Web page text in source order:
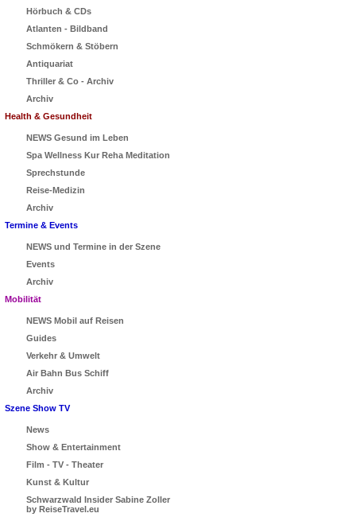
Hörbuch & CDs
Atlanten - Bildband
Schmökern & Stöbern
Antiquariat
Thriller & Co - Archiv
Archiv
Health & Gesundheit
NEWS Gesund im Leben
Spa Wellness Kur Reha Meditation
Sprechstunde
Reise-Medizin
Archiv
Termine & Events
NEWS und Termine in der Szene
Events
Archiv
Mobilität
NEWS Mobil auf Reisen
Guides
Verkehr & Umwelt
Air Bahn Bus Schiff
Archiv
Szene Show TV
News
Show & Entertainment
Film - TV - Theater
Kunst & Kultur
Schwarzwald Insider Sabine Zoller
by ReiseTravel.eu